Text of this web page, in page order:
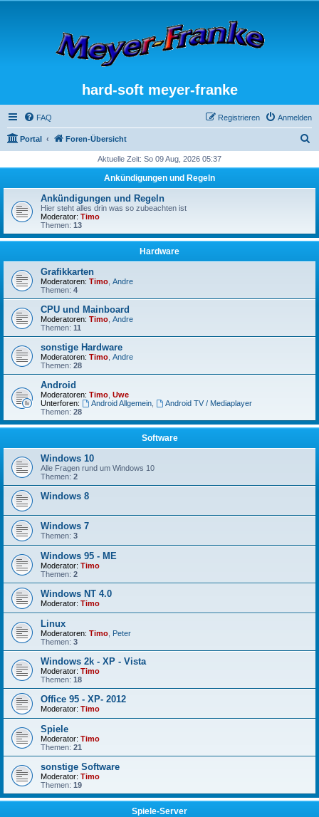
hard-soft meyer-franke
FAQ Anmelden
Registrieren
Portal Foren-Übersicht
h
Aktuelle Zeit: So 09 Aug, 2026 05:37
Ankündigungen und Regeln
Ankündigungen und Regeln
Hier steht alles drin was so zubeachten ist
Moderator: Timo
Themen: 13
Hardware
Grafikkarten
Moderatoren: Timo Andre
Themen: 4
CPU und Mainboard
Moderatoren: Timo Andre
Themen: 11
sonstige Hardware
Moderatoren: Timo Andre
Themen: 28
Android
Moderatoren: Timo Uwe
Unterforen:
Android Allgemein,
Android TV / Mediaplayer
Themen: 28
Software
Windows 10
Alle Fragen rund um Windows 10
Themen: 2
Windows 8
Windows 7
Themen: 3
Windows 95 - ME
Moderator: Timo
Themen: 2
Windows NT 4.0
Moderator: Timo
Linux
Moderatoren: Timo Peter
Themen: 3
Windows 2k - XP - Vista
Moderator: Timo
Themen: 18
Office 95 - XP- 2012
Moderator: Timo
Spiele
Moderator: Timo
Themen: 21
sonstige Software
Moderator: Timo
Themen: 19
Spiele-Server